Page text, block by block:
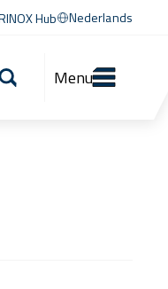
Hub Nederlands
Menu